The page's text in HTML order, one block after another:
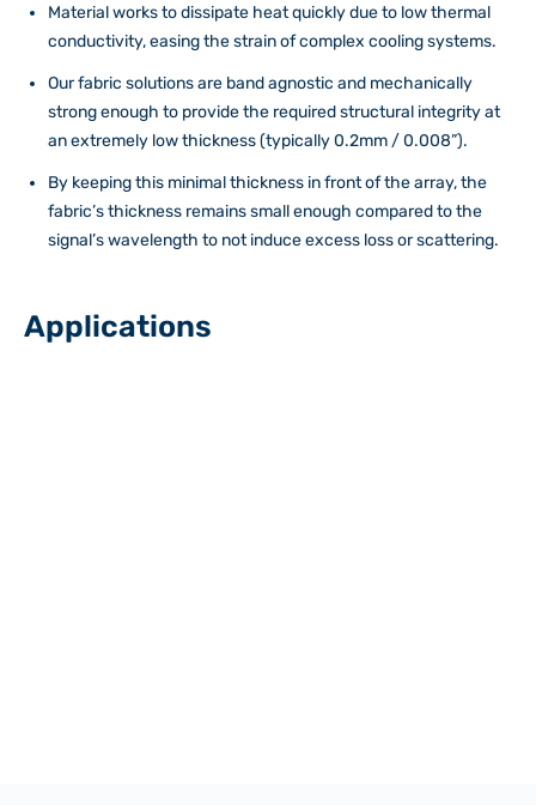
Material works to dissipate heat quickly due to low thermal
conductivity, easing the strain of complex cooling systems.
Our fabric solutions are band agnostic and mechanically
strong enough to provide the required structural integrity at
an extremely low thickness (typically 0.2mm / 0.008”).
By keeping this minimal thickness in front of the array, the
fabric’s thickness remains small enough compared to the
signal’s wavelength to not induce excess loss or scattering.
Applications